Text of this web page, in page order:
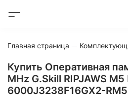
Главная страница
Купить Оперативная
MHz G.Skill RIPJAWS
6000J3238F16GX2-